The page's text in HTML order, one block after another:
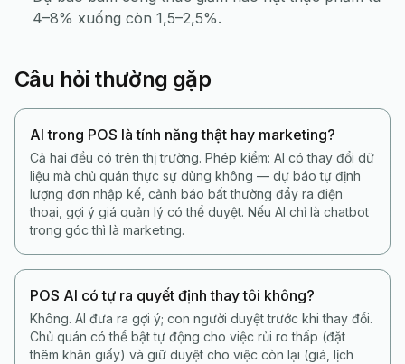
4–8% xuống còn 1,5–2,5%.
Câu hỏi thường gặp
AI trong POS là tính năng thật hay marketing?
Cả hai đều có trên thị trường. Phép kiểm: AI có thay đổi dữ
liệu mà chủ quán thực sự dùng không — dự báo tự định
lượng đơn nhập kế, cảnh báo bất thường đẩy ra điện
thoại, gợi ý giá quản lý có thể duyệt. Nếu AI chỉ là chatbot
trong góc thì là marketing.
POS AI có tự ra quyết định thay tôi không?
Không. AI đưa ra gợi ý; con người duyệt trước khi thay đổi.
Chủ quán có thể bật tự động cho việc rủi ro thấp (đặt
thêm khăn giấy) và giữ duyệt cho việc còn lại (giá, lịch